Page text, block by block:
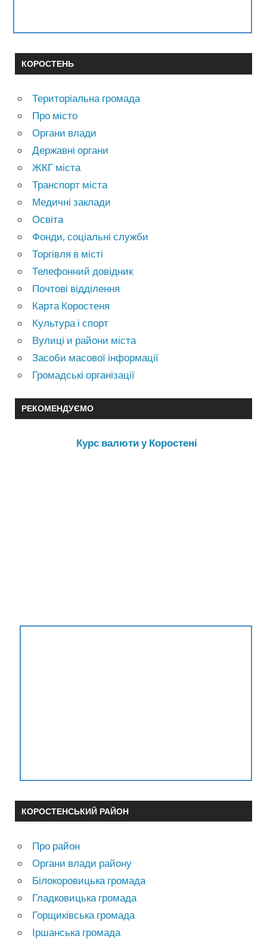
КОРОСТЕНЬ
Територіальна громада
Про місто
Органи влади
Державні органи
ЖКГ міста
Транспорт міста
Медичні заклади
Освіта
Фонди, соціальні служби
Торгівля в місті
Телефонний довідник
Почтові відділення
Карта Коростеня
Культура і спорт
Вулиці и райони міста
Засоби масової інформації
Громадські організації
РЕКОМЕНДУЄМО
Курс валюти у Коростені
КОРОСТЕНСЬКИЙ РАЙОН
Про район
Органи влади району
Білокоровицька громада
Гладковицька громада
Горщиківська громада
Іршанська громада